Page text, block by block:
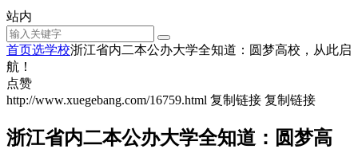
站内
首页选学校浙江省内二本公办大学全知道：圆梦高校，从此启
航！
点赞
http://www.xuegebang.com/16759.html 复制链接 复制链接
浙江省内二本公办大学全知道：圆梦高